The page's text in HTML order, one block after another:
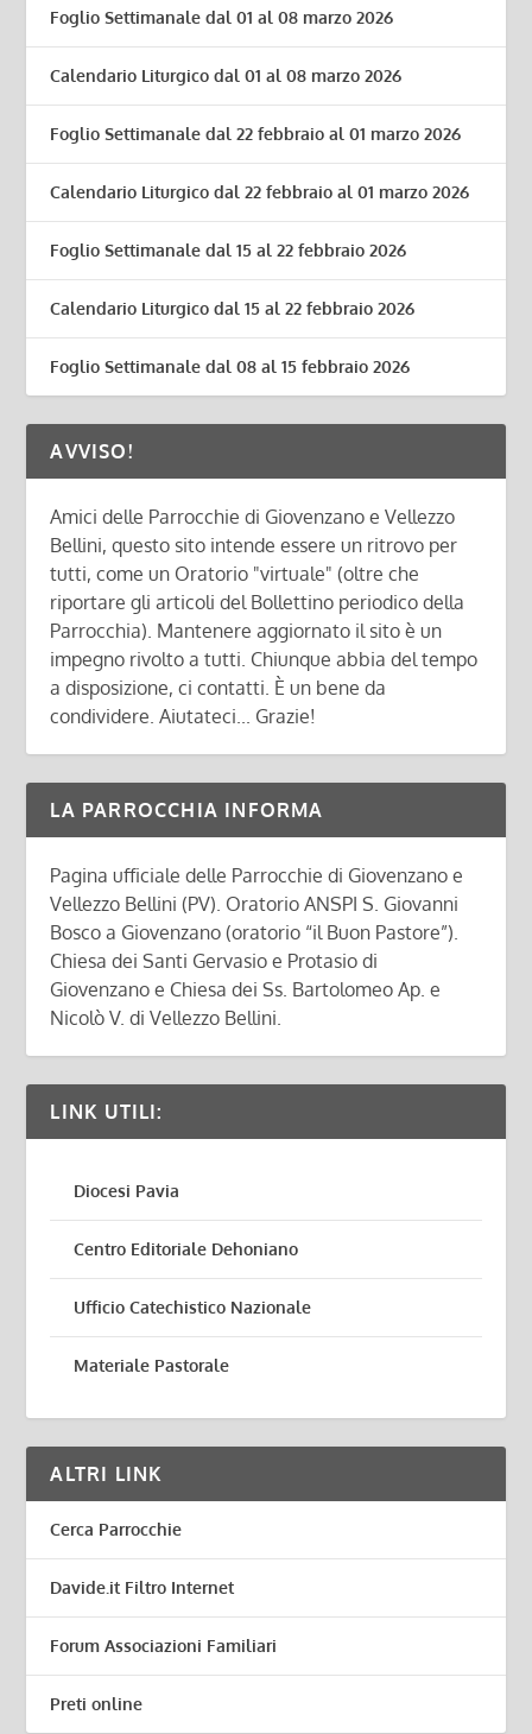
Foglio Settimanale dal 01 al 08 marzo 2026
Calendario Liturgico dal 01 al 08 marzo 2026
Foglio Settimanale dal 22 febbraio al 01 marzo 2026
Calendario Liturgico dal 22 febbraio al 01 marzo 2026
Foglio Settimanale dal 15 al 22 febbraio 2026
Calendario Liturgico dal 15 al 22 febbraio 2026
Foglio Settimanale dal 08 al 15 febbraio 2026
AVVISO!
Amici delle Parrocchie di Giovenzano e Vellezzo
Bellini, questo sito intende essere un ritrovo per
tutti, come un Oratorio "virtuale" (oltre che
riportare gli articoli del Bollettino periodico della
Parrocchia). Mantenere aggiornato il sito è un
impegno rivolto a tutti. Chiunque abbia del tempo
a disposizione, ci contatti. È un bene da
condividere. Aiutateci... Grazie!
LA PARROCCHIA INFORMA
Pagina ufficiale delle Parrocchie di Giovenzano e
Vellezzo Bellini (PV). Oratorio ANSPI S. Giovanni
Bosco a Giovenzano (oratorio “il Buon Pastore”).
Chiesa dei Santi Gervasio e Protasio di
Giovenzano e Chiesa dei Ss. Bartolomeo Ap. e
Nicolò V. di Vellezzo Bellini.
LINK UTILI:
Diocesi Pavia
Centro Editoriale Dehoniano
Ufficio Catechistico Nazionale
Materiale Pastorale
ALTRI LINK
Cerca Parrocchie
Davide.it Filtro Internet
Forum Associazioni Familiari
Preti online